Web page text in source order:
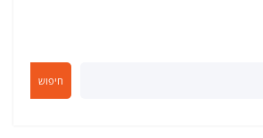
חיפוש